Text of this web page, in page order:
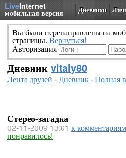
LiveInternet
мобильная версия Дневники
Вы были перенаправлены на
страницы. Вернуться!
Авторизация
Дневник vitaly80
Лента друзей -Дневник-Полная
Стерео-загадка
02-11-2009 13:01 к комментариям
понравилось!